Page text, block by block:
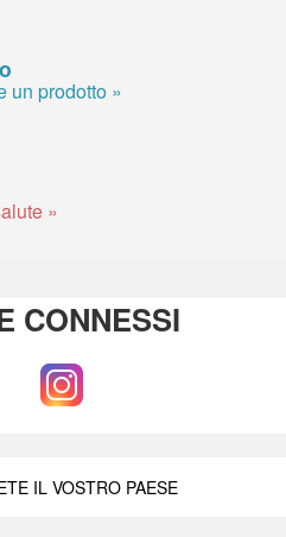
un prodotto »
»
CONNESSI
IL VOSTRO PAESE